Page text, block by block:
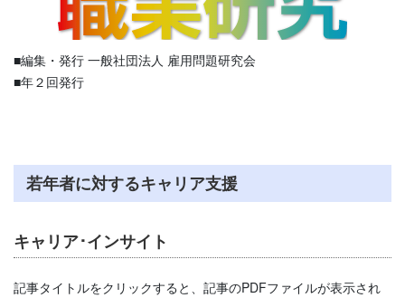
■編集・発行 一般社団法人 雇用問題研究会
■年２回発行
若年者に対するキャリア支援
キャリア･インサイト
記事タイトルをクリックすると、記事のPDFファイルが表示され